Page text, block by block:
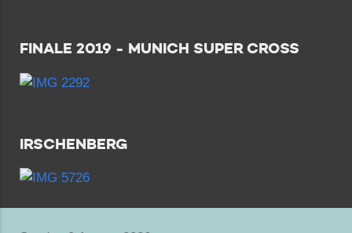
FINALE 2019 - MUNICH SUPER CROSS
IRSCHENBERG